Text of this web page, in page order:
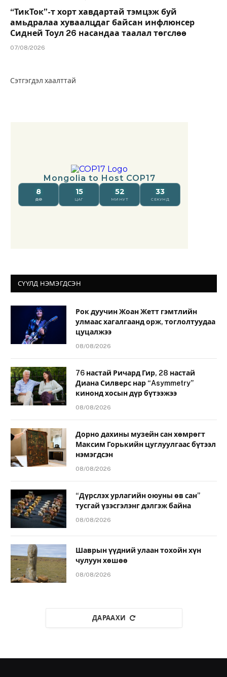
“ТикТок”-т хорт хавдартай тэмцэж буй
амьдралаа хуваалцдаг байсан инфлюнсер
Сидней Тоул 26 насандаа таалал төгслөө
07/08/2026
Сэтгэгдэл хаалттай
СҮҮЛД НЭМЭГДСЭН
Рок дуучин Жоан Жетт гэмтлийн
улмаас хагалгаанд орж, тоглолтуудаа
цуцалжээ
08/08/2026
76 настай Ричард Гир, 28 настай
Диана Силверс нар “Asymmetry”
кинонд хосын дүр бүтээжээ
08/08/2026
Дорно дахины музейн сан хөмрөгт
Максим Горькийн цуглуулгаас бүтээл
нэмэгдсэн
08/08/2026
“Дүрслэх урлагийн оюуны өв сан”
тусгай үзэсгэлэнг дэлгэж байна
08/08/2026
Шаврын үүдний улаан тохойн хүн
чулуун хөшөө
08/08/2026
ДАРААХИ